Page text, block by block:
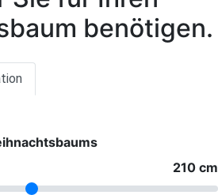
benötigen.
210 cm